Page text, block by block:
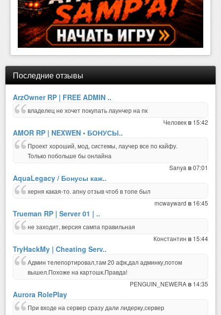
Последние отзывы
ArzOwner RP | FREE ADMIN ..
владелец не хочет покупать лаунчер на пк
Человекв 15:42
AMOR RP | NEXWEN • БОНУСЫ..
Проект хороший, мод, системы, лаучер все по кайфу.
Только побольше бы онлайна
Sanya в07:01
AquaLegacy / Бонусы каж..
херня какая-то. апну отзыв чтоб в топе был
mcwayward в 16:45
Trueman RP | Server 01 | ..
не заходит, версия сампа правильная
Константин в 15:44
TryHackMy | Cheating Serv..
Админ телепортировал,там 20 афк,дал админку,потом
вышел.Похоже на картошк.Правда!
PENGUIN_NEWERAв 14:35
Aurora RolePlay
При входе на сервер сразу дали лидерку,сервер